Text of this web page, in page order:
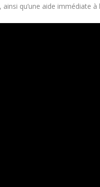
qu’une aide immédiate